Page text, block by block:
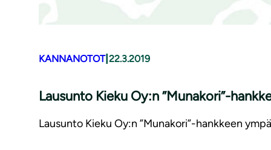
KANNANOTOT| 22.3.2019
Lausunto Kieku Oy:n ”Munakori”-
Lausunto Kieku Oy:n ”Munakori”-hankkeen